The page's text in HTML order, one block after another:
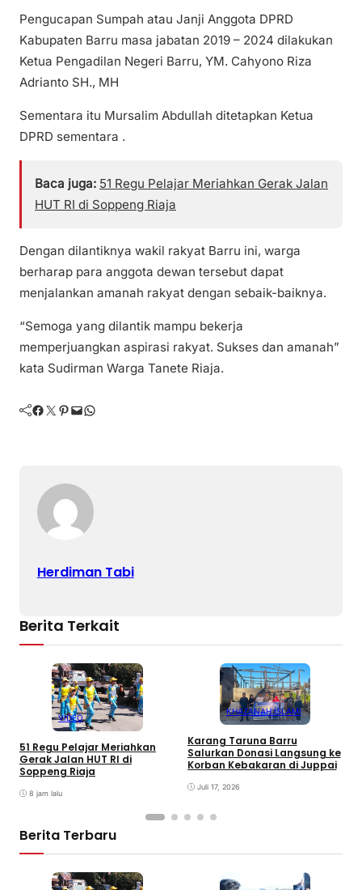
Pengucapan Sumpah atau Janji Anggota DPRD
Kabupaten Barru masa jabatan 2019 – 2024 dilakukan
Ketua Pengadilan Negeri Barru, YM. Cahyono Riza
Adrianto SH., MH
Sementara itu Mursalim Abdullah ditetapkan Ketua
DPRD sementara .
Baca juga: 51 Regu Pelajar Meriahkan Gerak Jalan
HUT RI di Soppeng Riaja
Dengan dilantiknya wakil rakyat Barru ini, warga
berharap para anggota dewan tersebut dapat
menjalankan amanah rakyat dengan sebaik-baiknya.
“Semoga yang dilantik mampu bekerja
memperjuangkan aspirasi rakyat. Sukses dan amanah”
kata Sudirman Warga Tanete Riaja.
Facebook Twitter Pinterest Mail WhatsApp
Herdiman Tabi
Berita Terkait
VIDEO
51 Regu Pelajar Meriahkan
Gerak Jalan HUT RI di
Soppeng Riaja
8 jam lalu
KHAZANAH ISLAMI
Karang Taruna Barru
Salurkan Donasi Langsung ke
Korban Kebakaran di Juppai
Juli 17, 2026
Berita Terbaru